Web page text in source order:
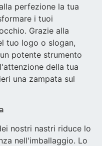
perfezione la tua
i tuoi
Grazie alla
tuo logo o slogan,
potente strumento
della tua
una zampata sul
nostri nastri riduce lo
nell'imballaggio. Lo